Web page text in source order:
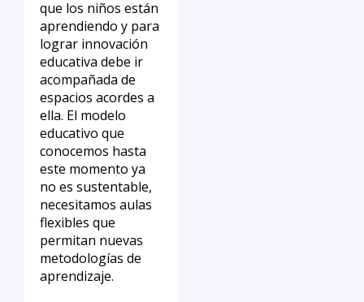
que los niños están
aprendiendo y para
lograr innovación
educativa debe ir
acompañada de
espacios acordes a
ella. El modelo
educativo que
conocemos hasta
este momento ya
no es sustentable,
necesitamos aulas
flexibles que
permitan nuevas
metodologías de
aprendizaje.